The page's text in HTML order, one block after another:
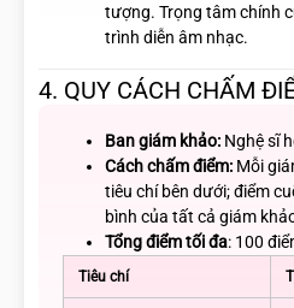
tượng. Trọng tâm chính
trình diễn âm nhạc.
4. QUY CÁCH CHẤM
Ban giám khảo: Nghệ sĩ
Cáchchấm điểm: Mỗi
tiêu chí bên dưới; điểm
bình của tất cả giám
Tổng điểm tối đa: 100
Tiêu chí